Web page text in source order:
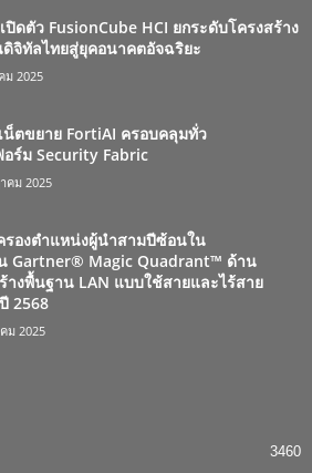
ปิดตัว FusionCube HCI ยกระดับโครงสร้าง
จิทัลไทยสู่ยุคอนาคตอัจฉริยะ
ม 2025
น็ตขยาย FortiAI ครอบคลุมทั่ว
ร์ม Security Fabric
คม 2025
รองตำแหน่งผู้นำสามปีซ้อนใน
Gartner® Magic Quadrant™ ด้าน
างพื้นฐาน LAN แบบใช้สายและไร้สาย
2568
ม 2025
3460